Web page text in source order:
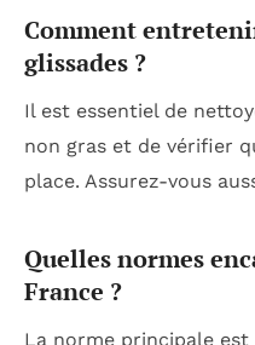
Comment
glissades ?
Il est essentiel de
non gras et de vérifier
place. Assurez-vous
Quelles normes
France ?
La norme principale